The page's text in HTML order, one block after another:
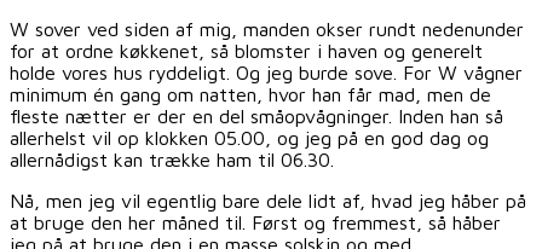
W sover ved siden af mig, manden okser rundt nedenunder
for at ordne køkkenet, så blomster i haven og generelt
holde vores hus ryddeligt. Og jeg burde sove. For W vågner
minimum én gang om natten, hvor han får mad, men de
fleste nætter er der en del småopvågninger. Inden han så
allerhelst vil op klokken 05.00, og jeg på en god dag og
allernådigst kan trække ham til 06.30.
Nå, men jeg vil egentlig bare dele lidt af, hvad jeg håber på
at bruge den her måned til. Først og fremmest, så håber
jeg på at bruge den i en masse solskin og med